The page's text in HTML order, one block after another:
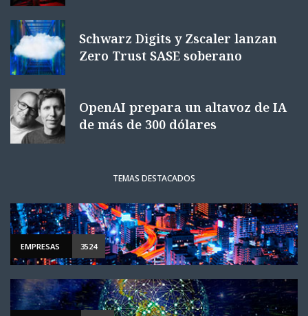
Schwarz Digits y Zscaler lanzan
Zero Trust SASE soberano
OpenAI prepara un altavoz de IA
de más de 300 dólares
TEMAS DESTACADOS
EMPRESAS 3524